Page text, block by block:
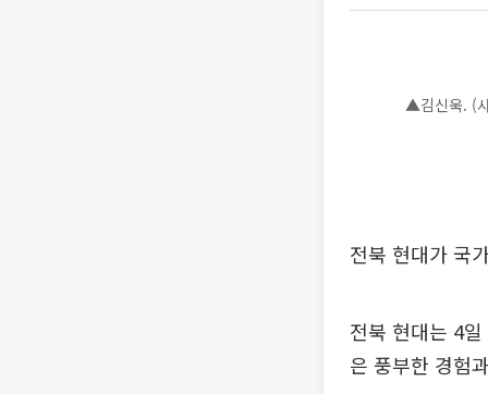
▲김신욱. (
전북 현대가 국
전북 현대는 4
은 풍부한 경험